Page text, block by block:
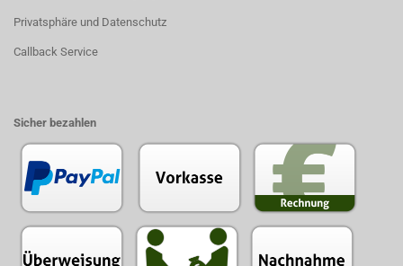
Privatsphäre und Datenschutz
Callback Service
Sicher bezahlen